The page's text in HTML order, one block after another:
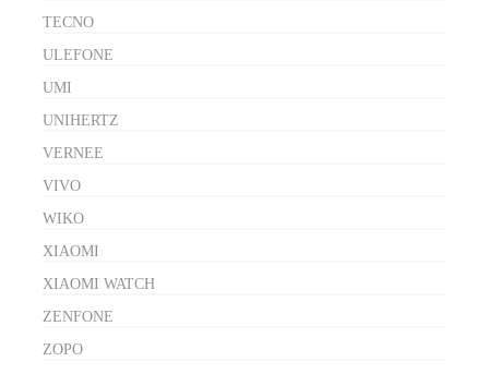
TECNO
ULEFONE
UMI
UNIHERTZ
VERNEE
VIVO
WIKO
XIAOMI
XIAOMI WATCH
ZENFONE
ZOPO